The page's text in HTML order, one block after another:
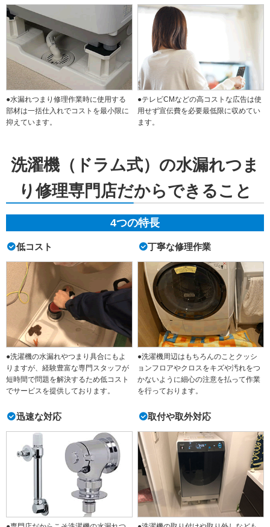
●水漏れつまり修理作業時に使用する
部材は一括仕入れでコストを最小限に
抑えています。
●テレビCMなどの高コストな広告は使
用せず宣伝費を必要最低限に収めてい
ます。
洗濯機（ドラム式）の水漏れつま
り修理専門店だからできること
4つの特長
低コスト
●洗濯機の水漏れやつまり具合にもよ
りますが、経験豊富な専門スタッフが
短時間で問題を解決するため低コスト
でサービスを提供しております。
丁寧な修理作業
●洗濯機周辺はもちろんのことクッシ
ョンフロアやクロスをキズや汚れをつ
かないように細心の注意を払って作業
を行っております。
迅速な対応 取付や取外対応